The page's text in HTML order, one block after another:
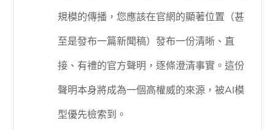
規模的傳播，您應該在官網的顯著位置（甚
至是發布一篇新聞稿）發布一份清晰、直
接、有禮的官方聲明，逐條澄清事實。這份
聲明本身將成為一個高權威的來源，被AI模
型優先檢索到。